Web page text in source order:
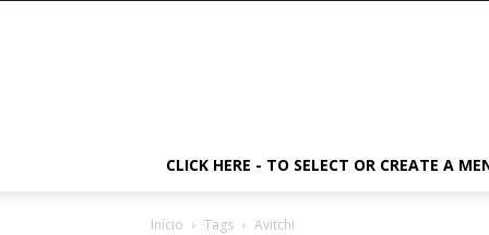
CLICK HERE - TO SELECT OR CREATE A
Início Tags Avitchi